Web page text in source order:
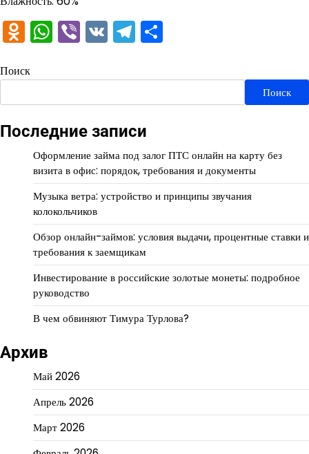
Odnoklassniki
WhatsApp
Viber
VKTelegram
Поиск
Поиск
Последние записи
Оформление займа под залог ПТС онлайн на карту без
визита в офис: порядок, требования и документы
Музыка ветра: устройство и принципы звучания
колокольчиков
Обзор онлайн-займов: условия выдачи, процентные ставки и
требования к заемщикам
Инвестирование в российские золотые монеты: подробное
руководство
В чем обвиняют Тимура Турлова?
Архив
Май 2026
Апрель 2026
Март 2026